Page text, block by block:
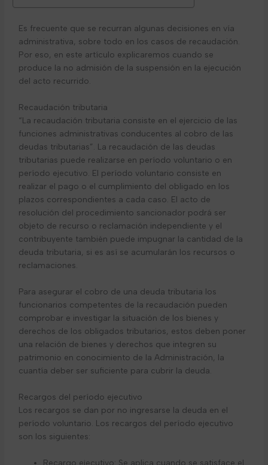
Es frecuente que se recurran algunas decisiones en vía
administrativa, sobre todo en los casos de recaudación.
Por eso, en este artículo explicaremos cuando se
produce la no admisión de la suspensión en la ejecución
del acto recurrido.
Recaudación tributaria
“La recaudación tributaria consiste en el ejercicio de las
funciones administrativas conducentes al cobro de las
deudas tributarias”. La recaudación de las deudas
tributarias puede realizarse en período voluntario o en
período ejecutivo. El período voluntario consiste en
realizar el pago o el cumplimiento del obligado en los
plazos correspondientes a cada caso. El acto de
resolución del procedimiento sancionador podrá ser
objeto de recurso o reclamación independiente y el
contribuyente también puede impugnar la cantidad de la
deuda tributaria, si es así se acumularán los recursos o
reclamaciones.
Para asegurar el cobro de una deuda tributaria los
funcionarios competentes de la recaudación pueden
comprobar e investigar la situación de los bienes y
derechos de los obligados tributarios, estos deben poner
una relación de bienes y derechos que integren su
patrimonio en conocimiento de la Administración, la
cuantía deber ser suficiente para cubrir la deuda.
Recargos del período ejecutivo
Los recargos se dan por no ingresarse la deuda en el
período voluntario. Los recargos del período ejecutivo
son los siguientes:
Recargo ejecutivo: Se aplica cuando se satisface el